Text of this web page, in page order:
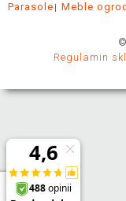
Parasole
Meble
Regulamin